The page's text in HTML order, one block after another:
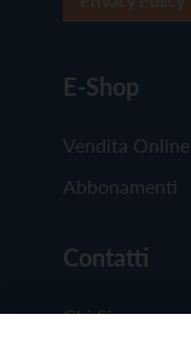
E-Shop
Vendita Online
Abbonamenti
Contatti
Chi Siamo